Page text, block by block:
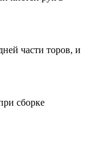
части торов, и
сборке